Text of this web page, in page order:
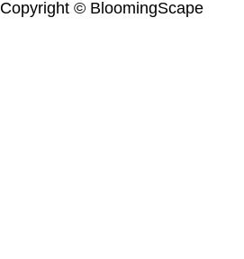
Copyright © BloomingScape